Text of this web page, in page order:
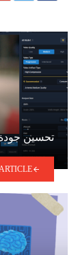
تحسين جودة